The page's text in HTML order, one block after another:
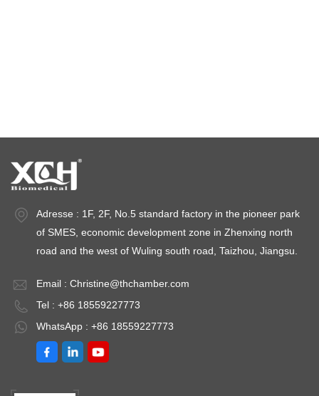
Adresse : 1F, 2F, No.5 standard factory in the pioneer park
of SMES, economic development zone in Zhenxing north
road and the west of Wuling south road, Taizhou, Jiangsu.
Email : Christine@thchamber.com
Tel : +86 18559227773
WhatsApp : +86 18559227773